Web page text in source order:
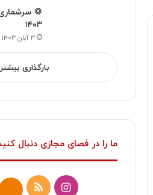
💢
۱۴۰۳
۳ آبان ۱۴۰۳
بارگذاری بیشتر
ما را در فصای مجازی دنبال
ا
خ